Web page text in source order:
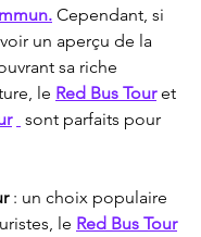
Cependant, si
un aperçu de la
sa riche
le Red Bus Tour et
sont parfaits pour
: un choix populaire
le Red Bus Tour